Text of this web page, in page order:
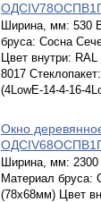
Ширина, мм: 530
бруса: Сосна
Цвет внутри:
8017
(4LowE-14-4-16-
Окно
Ширина, мм:
Материал бруса:
(78х68мм) Цвет